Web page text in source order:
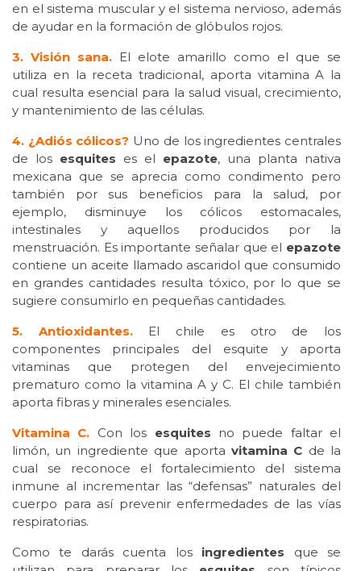
en el sistema muscular y el sistema nervioso, además
de ayudar en la formación de glóbulos rojos.
3. Visión sana. El elote amarillo como el que se
utiliza en la receta tradicional, aporta vitamina A la
cual resulta esencial para la salud visual, crecimiento,
y mantenimiento de las células.
4. ¿Adiós cólicos? Uno de los ingredientes centrales
de los esquites es el epazote, una planta nativa
mexicana que se aprecia como condimento pero
también por sus beneficios para la salud, por
ejemplo, disminuye los cólicos estomacales,
intestinales y aquellos producidos por la
menstruación. Es importante señalar que el epazote
contiene un aceite llamado ascaridol que consumido
en grandes cantidades resulta tóxico, por lo que se
sugiere consumirlo en pequeñas cantidades.
5. Antioxidantes.
El chile es otro de los
componentes principales del esquite y aporta
vitaminas que protegen del envejecimiento
prematuro como la vitamina A y C. El chile también
aporta fibras y minerales esenciales.
Vitamina C. Con los esquites no puede faltar el
limón, un ingrediente que aporta vitamina C de la
cual se reconoce el fortalecimiento del sistema
inmune al incrementar las “defensas” naturales del
cuerpo para así prevenir enfermedades de las vías
respiratorias.
Como te darás cuenta losingredientes que se